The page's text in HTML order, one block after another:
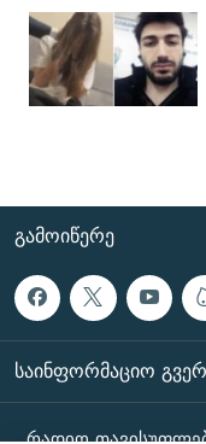
ᲒᲐᲛᲝᲘᲬᲔᲠᲔ
ᲡᲐᲘᲜᲤᲝᲠᲛᲐᲪᲘᲝ